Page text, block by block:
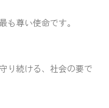
も尊い使命です。
り続ける、社会の要で